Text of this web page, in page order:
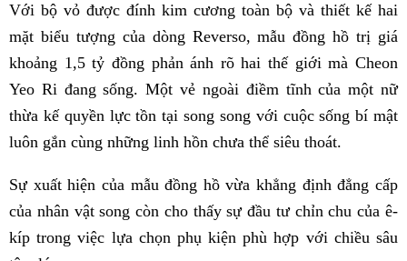
Với bộ vỏ được đính kim cương toàn bộ và thiết kế hai
mặt biểu tượng của dòng Reverso, mẫu đồng hồ trị giá
khoảng 1,5 tỷ đồng phản ánh rõ hai thế giới mà Cheon
Yeo Ri đang sống. Một vẻ ngoài điềm tĩnh của một nữ
thừa kế quyền lực tồn tại song song với cuộc sống bí mật
luôn gắn cùng những linh hồn chưa thể siêu thoát.
Sự xuất hiện của mẫu đồng hồ vừa khẳng định đẳng cấp
của nhân vật song còn cho thấy sự đầu tư chỉn chu của ê-
kíp trong việc lựa chọn phụ kiện phù hợp với chiều sâu